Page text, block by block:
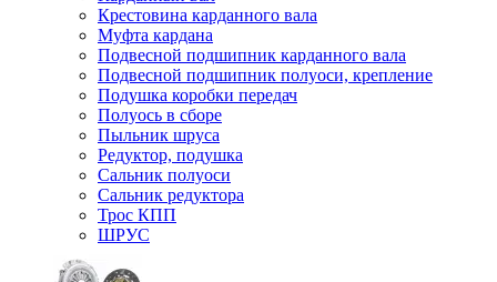
Крестовина карданного вала
Муфта кардана
Подвесной подшипник карданного вала
Подвесной подшипник полуоси, крепление
Подушка коробки передач
Полуось в сборе
Пыльник шруса
Редуктор, подушка
Сальник полуоси
Сальник редуктора
Трос КПП
ШРУС